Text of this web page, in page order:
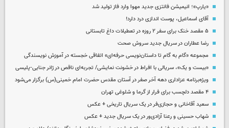
«یارپ»؛ انیمیشن فانتزی جدید مهوا وارد فاز تولید شد
آقای اسماعیل، پوست اندازی درد دارد!
۵ مقصد خنک برای سفر ۲ روزه در تعطیلات داغ تابستانی
رضا عطاران در سریال جدید سروش صحت
مجموعه «گام به گام تا داستان‌نویسی حرفه‌ای» اتفاقی خجسته در آموزش نویسندگی
«بیست و یک»، سریالی با افراط در خشونت نمایشی/ تجربه‌ای ناقص در ژانر جنایی-پلیسی
ویژه‌برنامه عزاداری دهه آخر صفر در آستان مقدس حضرت امام خمینی(س) برگزار می‌شود
۴ مقصد دلچسب برای فرار از گرما و شلوغی تهران
سعید آقاخانی و حجازی‌فر در یک سریال تاریخی + عکس
شهاب حسینی و رعنا آزادی‌ور در یک سریال جدید + عکس